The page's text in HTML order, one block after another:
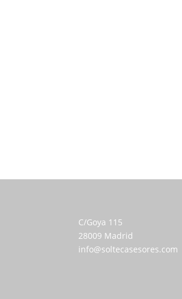
C/Goya 115
28009 Madrid
info@soltecasesores.com